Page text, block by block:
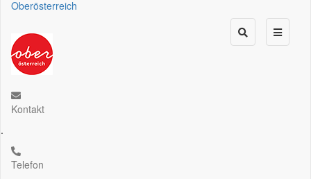
Oberösterreich
Kontakt
.
Telefon